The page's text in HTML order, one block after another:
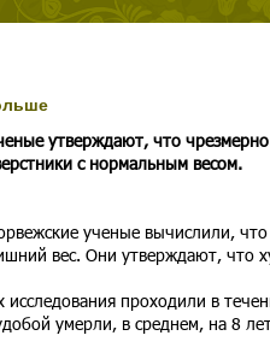
утверждают, что
с нормальным весом.
ученые вычислили,
вес. Они утверждают, что
исследования проходили в
умерли, в среднем, на 8